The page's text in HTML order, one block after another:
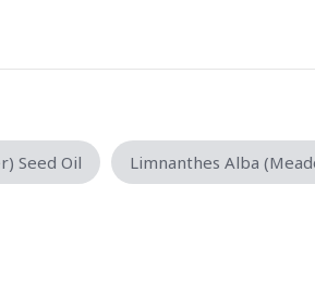
Seed Oil Limnanthes Alba